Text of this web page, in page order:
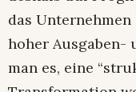
das
hoher Ausgaben-
man es, eine